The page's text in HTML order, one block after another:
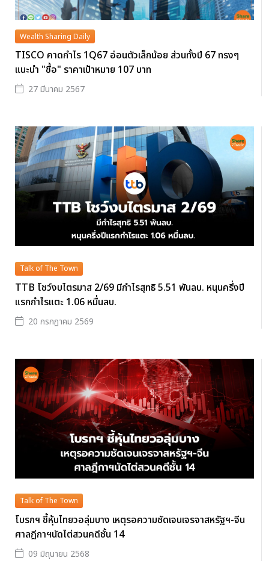
Wealth Sharing Daily
TISCO คาดกำไร 1Q67 อ่อนตัวเล็กน้อย ส่วนทั้งปี 67 ทรงๆ
แนะนำ "ซื้อ" ราคาเป้าหมาย 107 บาท
27 มีนาคม 2567
Talk of The Town
TTB โชว์งบไตรมาส 2/69 มีกำไรสุทธิ 5.51 พันลบ. หนุนครึ่งปี
แรกกำไรแตะ 1.06 หมื่นลบ.
20 กรกฎาคม 2569
Talk of The Town
โบรกฯ ชี้หุ้นไทยวอลุ่มบาง เหตุรอความชัดเจนเจรจาสหรัฐฯ-จีน
ศาลฎีกาฯนัดไต่สวนคดีชั้น 14
09 มิถุนายน 2568